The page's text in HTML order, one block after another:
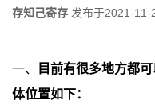
存知己寄存 发布于2021-11-
一、
目前有很多地方都
体位置如下：